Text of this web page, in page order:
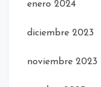
enero 2024
diciembre 2023
noviembre 2023